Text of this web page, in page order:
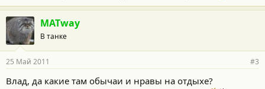
MATway
В танке
25 Май 2011 #3
Влад, да какие там обычаи и нравы на отдыхе?